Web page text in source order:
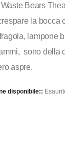
Bears
la bocca
fragola, lampone
sono della
aspre.
disponibile::